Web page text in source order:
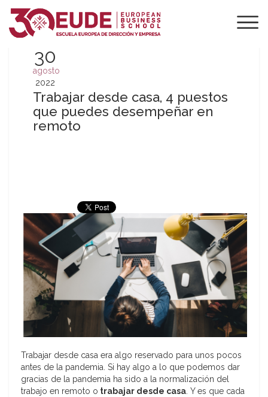
30
agosto
2022
Trabajar desde casa, 4 puestos
que puedes desempeñar en
remoto
Trabajar desde casa era algo reservado para unos pocos
antes de la pandemia. Si hay algo a lo que podemos dar
gracias de la pandemia ha sido a la normalización del
trabajo en remoto o trabajar desde casa. Y es que cada